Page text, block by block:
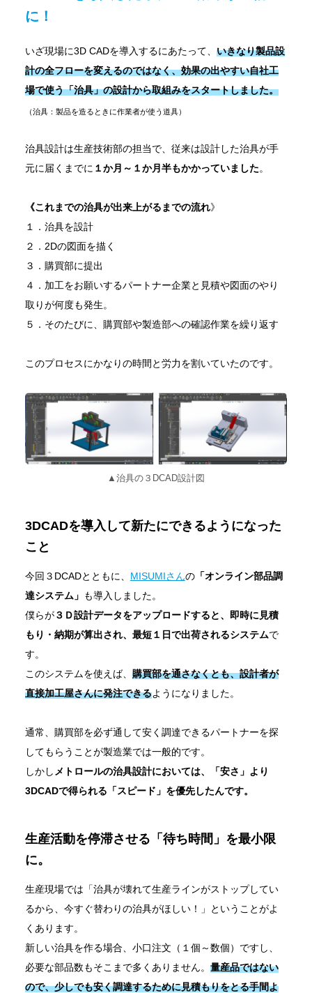
に！
いざ現場に3D CADを導入するにあたって、 いきなり製品設
計の全フローを変えるのではなく、効果の出やすい自社工
場で使う「治具」の設計から取組みをスタートしました。
（治具：製品を造るときに作業者が使う道具）
治具設計は生産技術部の担当で、従来は設計した治具が手
元に届くまでに １か月～１か月半もかかっていました。
《これまでの治具が出来上がるまでの流れ》
１．治具を設計
２．2Dの図面を描く
３．購買部に提出
４．加工をお願いするパートナー企業と見積や図面のやり
取りが何度も発生。
５．そのたびに、購買部や製造部への確認作業を繰り返す
このプロセスにかなりの時間と労力を割いていたのです。
▲治具の３DCAD設計図
3DCADを導入して新たにできるようになった
こと
今回３DCADとともに、 MISUMIさんの「オンライン部品調
達システム」 も導入しました。
僕らが３Ｄ設計データをアップロードすると、即時に見積
もり・納期が算出され、最短１日で出荷されるシステムで
す。
このシステムを使えば、 購買部を通さなくとも、設計者が
直接加工屋さんに発注できるようになりました。
通常、購買部を必ず通して安く調達できるパートナーを探
してもらうことが製造業では一般的です。
しかし メトロールの治具設計においては、「安さ」より
3DCADで得られる「スピード」を優先したんです。
生産活動を停滞させる「待ち時間」を最小限
に。
生産現場では「治具が壊れて生産ラインがストップしてい
るから、今すぐ替わりの治具がほしい！」ということがよ
くあります。
新しい治具を作る場合、小口注文（１個～数個）ですし、
必要な部品数もそこまで多くありません。 量産品ではない
ので、少しでも安く調達するために見積もりをとる手間よ